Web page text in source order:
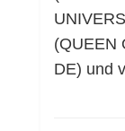
(QUEEN
DE) und